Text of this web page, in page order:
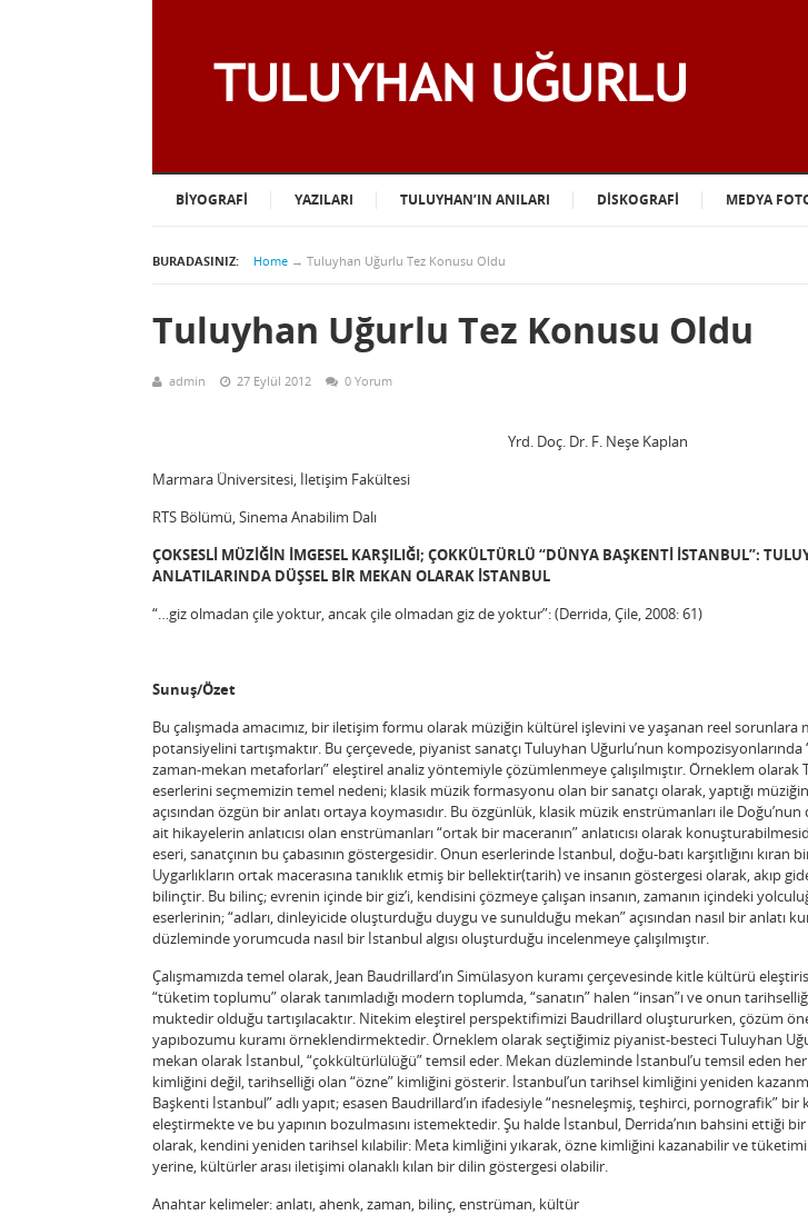
BIYOGRAFI YAZILARI TULUYHAN’IN ANILARI DİSKOGRAFİ MEDYA
BURADASINIZ: Home → Tuluyhan Uğurlu Tez Konusu Oldu
Tuluyhan Uğurlu Tez Konusu Oldu
admin 27 Eylül 2012 0 Yorum
Yrd. Doç. Dr. F. Neşe Kaplan
Marmara Üniversitesi, İletişim Fakültesi
RTS Bölümü, Sinema Anabilim Dalı
ÇOKSESLİ MÜZİĞİN İMGESEL KARŞILIĞI; ÇOKKÜLTÜRLÜ “DÜNYA BAŞKENTİ İSTANBUL”:
ANLATILARINDA DÜŞSEL BİR MEKAN OLARAK İSTANBUL
“…giz olmadan çile yoktur, ancak çile olmadan giz de yoktur”: (Derrida, Çile, 2008: 61)
Sunuş/Özet
Bu çalışmada amacımız, bir iletişim formu olarak müziğin kültürel işlevini ve yaşanan reel sorunlara
potansiyelini tartışmaktır. Bu çerçevede, piyanist sanatçı Tuluyhan Uğurlu’nun
zaman-mekan metaforları” eleştirel analiz yöntemiyle çözümlenmeye çalışılmıştır. Örneklem olarak
eserlerini seçmemizin temel nedeni; klasik müzik formasyonu olan bir sanatçı olarak, yaptığı
açısından özgün bir anlatı ortaya koymasıdır. Bu özgünlük, klasik müzik enstrümanları ile
ait hikayelerin anlatıcısı olan enstrümanları “ortak bir maceranın” anlatıcısı olarak
eseri, sanatçının bu çabasının göstergesidir. Onun eserlerinde İstanbul, doğu-batı karşıtlığını kıran
Uygarlıkların ortak macerasına tanıklık etmiş bir bellektir(tarih) ve insanın göstergesi olarak, akıp
bilinçtir. Bu bilinç; evrenin içinde bir giz’i, kendisini çözmeye çalışan insanın, zamanın içindeki
eserlerinin; “adları, dinleyicide oluşturduğu duygu ve sunulduğu mekan” açısından nasıl bir anlatı
düzleminde yorumcuda nasıl bir İstanbul algısı oluşturduğu incelenmeye çalışılmıştır.
Çalışmamızda temel olarak, Jean Baudrillard’ın Simülasyon kuramı çerçevesinde kitle kültürü
“tüketim toplumu” olarak tanımladığı modern toplumda, “sanatın” halen “insan”ı ve onun
muktedir olduğu tartışılacaktır. Nitekim eleştirel perspektifimizi Baudrillard oluştururken, çözüm
yapıbozumu kuramı örneklendirmektedir. Örneklem olarak seçtiğimiz piyanist-besteci Tuluyhan
mekan olarak İstanbul, “çokkültürlülüğü” temsil eder. Mekan düzleminde İstanbul’u temsil eden
kimliğini değil, tarihselliği olan “özne” kimliğini gösterir. İstanbul’un tarihsel kimliğini yeniden
Başkenti İstanbul” adlı yapıt; esasen Baudrillard’ın ifadesiyle “nesneleşmiş, teşhirci, pornografik”
eleştirmekte ve bu yapının bozulmasını istemektedir. Şu halde İstanbul, Derrida’nın bahsini ettiği
olarak, kendini yeniden tarihsel kılabilir: Meta kimliğini yıkarak, özne kimliğini kazanabilir ve tüketimi
yerine, kültürler arası iletişimi olanaklı kılan bir dilin göstergesi olabilir.
Anahtar kelimeler: anlatı, ahenk, zaman, bilinç, enstrüman, kültür